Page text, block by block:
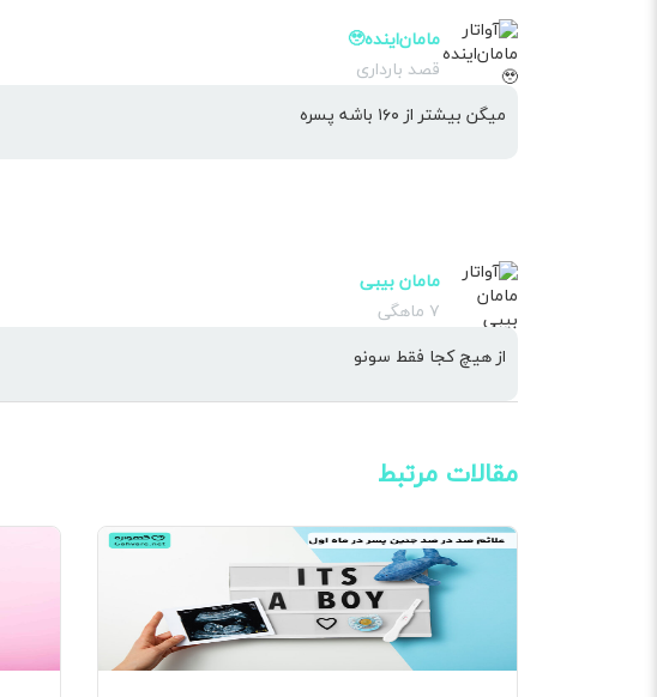
مامان‌اینده🥹
قصد بارداری
میگن بیشتر از ۱۶۰ باشه پسره
مامان بیبی
۷ ماهگی
از هیچ کجا فقط سونو
مقالات مرتبط